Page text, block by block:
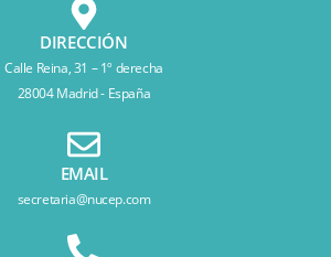
DIRECCIÓN
Calle Reina, 31 – 1º derecha
28004 Madrid - España
EMAIL
secretaria@nucep.com